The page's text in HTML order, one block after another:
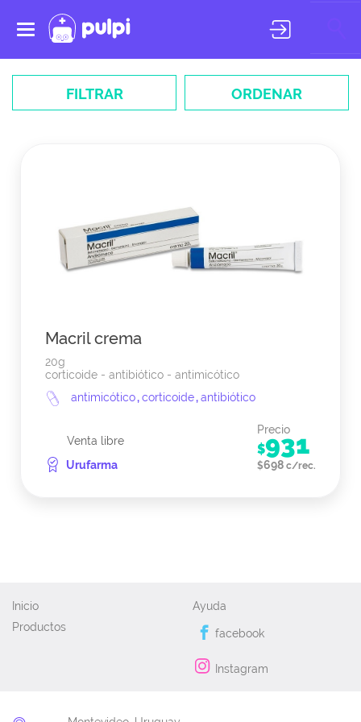
Toggle
navigation
FILTRAR ORDENAR
Macril crema
20g
corticoide - antibiótico - antimicótico
antimicótico,corticoide,antibiótico
Venta libre
Urufarma
Precio
$931
$698 c/rec.
Inicio
Productos
Ayuda
facebook
Instagram